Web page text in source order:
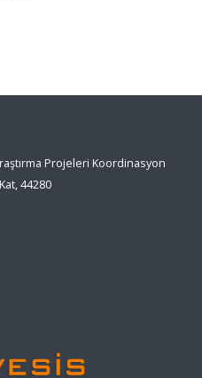
Projeleri Koordinasyon
44280